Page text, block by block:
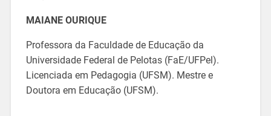
MAIANE OURIQUE
Professora da Faculdade de Educação da
Universidade Federal de Pelotas (FaE/UFPel).
Licenciada em Pedagogia (UFSM). Mestre e
Doutora em Educação (UFSM).